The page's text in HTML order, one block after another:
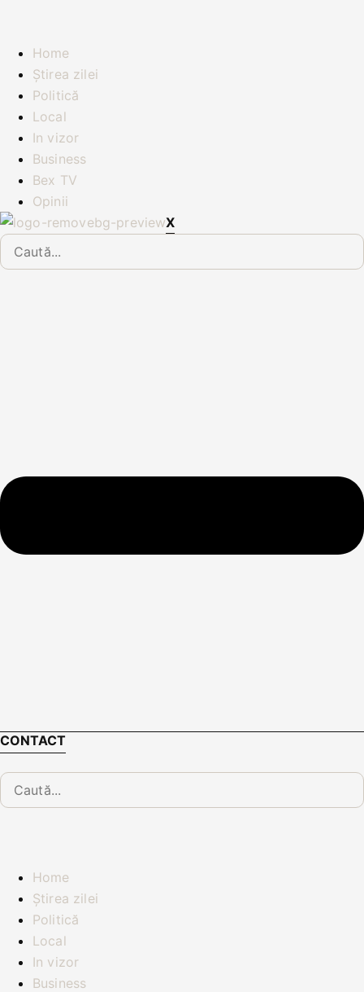
conținutHome
Știrea zilei
Politică
Local
In vizor
Business
Bex TV
Opinii
X
CONTACT
Home
Știrea zilei
Politică
Local
In vizor
Business